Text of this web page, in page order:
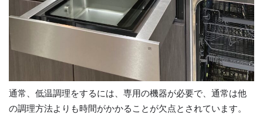
通常、低温調理をするには、専用の機器が必要で、通常は他
の調理方法よりも時間がかかることが欠点とされています。